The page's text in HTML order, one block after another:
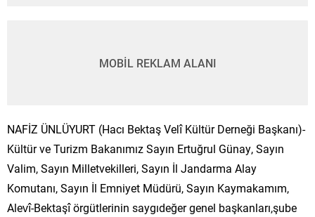
MOBİL REKLAM ALANI
NAFİZ ÜNLÜYURT (Hacı Bektaş Velî Kültür Derneği Başkanı)-
Kültür ve Turizm Bakanımız Sayın Ertuğrul Günay, Sayın
Valim, Sayın Milletvekilleri, Sayın İl Jandarma Alay
Komutanı, Sayın İl Emniyet Müdürü, Sayın Kaymakamım,
Alevî-Bektaşî örgütlerinin saygıdeğer genel başkanları,şube